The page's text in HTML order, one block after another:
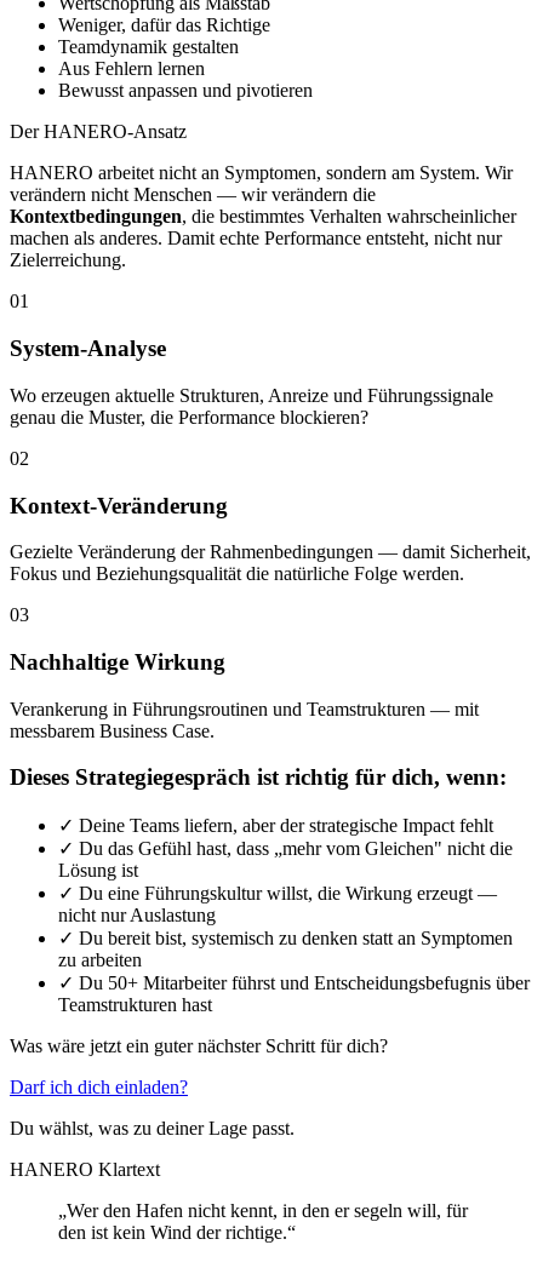
Weniger, dafür das Richtige
Teamdynamik gestalten
Aus Fehlern lernen
Bewusst anpassen und pivotieren
Der HANERO-Ansatz
HANERO arbeitet nicht an Symptomen, sondern am System. Wir
verändern nicht Menschen — wir verändern die
Kontextbedingungen, die bestimmtes Verhalten wahrscheinlicher
machen als anderes. Damit echte Performance entsteht, nicht nur
Zielerreichung.
01
System-Analyse
Wo erzeugen aktuelle Strukturen, Anreize und Führungssignale
genau die Muster, die Performance blockieren?
02
Kontext-Veränderung
Gezielte Veränderung der Rahmenbedingungen — damit Sicherheit,
Fokus und Beziehungsqualität die natürliche Folge werden.
03
Nachhaltige Wirkung
Verankerung in Führungsroutinen und Teamstrukturen — mit
messbarem Business Case.
Dieses Strategiegespräch ist richtig für dich, wenn:
✓ Deine Teams liefern, aber der strategische Impact fehlt
✓ Du das Gefühl hast, dass „mehr vom Gleichen" nicht die
Lösung ist
✓ Du eine Führungskultur willst, die Wirkung erzeugt —
nicht nur Auslastung
✓ Du bereit bist, systemisch zu denken statt an Symptomen
zu arbeiten
✓ Du 50+ Mitarbeiter führst und Entscheidungsbefugnis über
Teamstrukturen hast
Was wäre jetzt ein guter nächster Schritt für dich?
Darf ich dich einladen?
Du wählst, was zu deiner Lage passt.
HANERO Klartext
„Wer den Hafen nicht kennt, in den er segeln will, für
den ist kein Wind der richtige.“